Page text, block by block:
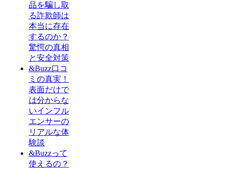
品を騙し取
る詐欺師は
本当に存在
するのか？
驚愕の真相
と安全対策
&Buzz口コ
ミの真実！
表面だけで
は分からな
いインフル
エンサーの
リアルな体
験談
&Buzzって
使えるの？